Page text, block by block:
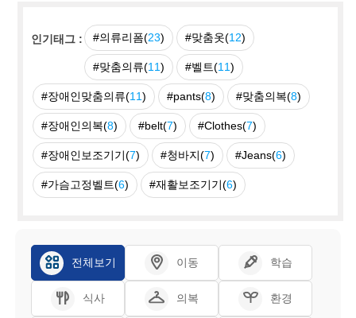
인기태그 : #의류리폼(23) #맞춤옷(12)
#맞춤의류(11) #벨트(11)
#장애인맞춤의류(11) #pants(8) #맞춤의복(8)
#장애인의복(8) #belt(7) #Clothes(7)
#장애인보조기기(7) #청바지(7) #Jeans(6)
#가슴고정벨트(6) #재활보조기기(6)
전체보기 이동 학습
식사 의복 환경